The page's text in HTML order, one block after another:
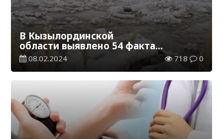
В Кызылординской
области выявлено 54 факта
незаконного рыболовства
08.02.2024 718 0